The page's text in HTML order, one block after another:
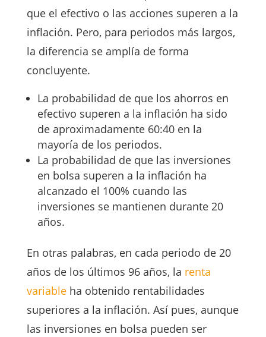
que el efectivo o las acciones superen a la
inflación. Pero, para periodos más largos,
la diferencia se amplía de forma
concluyente.
La probabilidad de que los ahorros en
efectivo superen a la inflación ha sido
de aproximadamente 60:40 en la
mayoría de los periodos.
La probabilidad de que las inversiones
en bolsa superen a la inflación ha
alcanzado el 100% cuando las
inversiones se mantienen durante 20
años.
En otras palabras, en cada periodo de 20
años de los últimos 96 años, la renta
variableha obtenido rentabilidades
superiores a la inflación. Así pues, aunque
las inversiones en bolsa pueden ser